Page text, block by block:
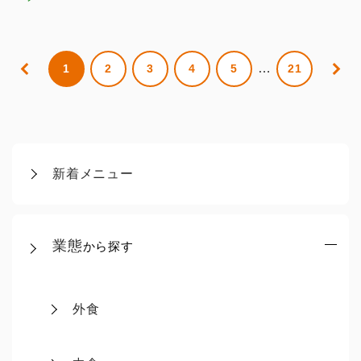
新着メニュー
業態から探す
外食
1 2 3 4 5 … 21